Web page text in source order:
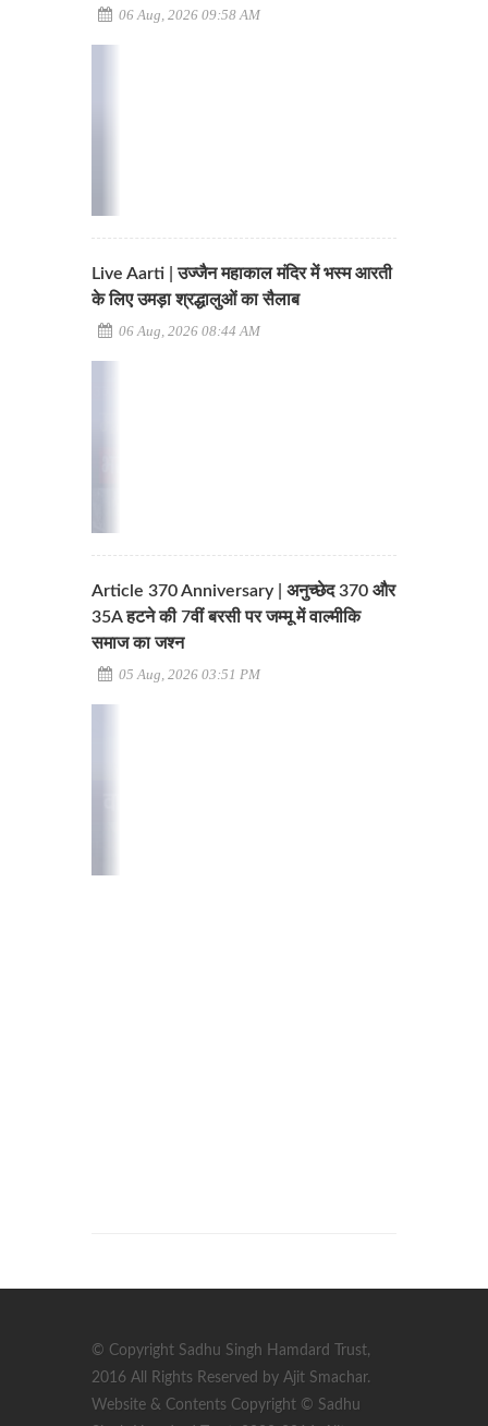
06 Aug, 2026 09:58 AM
Live Aarti | उज्जैन महाकाल मंदिर में भस्म आरती
के लिए उमड़ा श्रद्धालुओं का सैलाब
06 Aug, 2026 08:44 AM
Article 370 Anniversary | अनुच्छेद 370 और
35A हटने की 7वीं बरसी पर जम्मू में वाल्मीकि
समाज का जश्न
05 Aug, 2026 03:51 PM
© Copyright Sadhu Singh Hamdard Trust,
2016 All Rights Reserved by Ajit Smachar.
Website & Contents Copyright © Sadhu